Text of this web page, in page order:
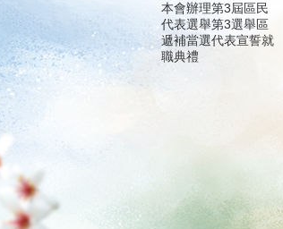
本會辦理第3屆區民
代表選舉第3選舉區
遞補當選代表宣誓就
職典禮